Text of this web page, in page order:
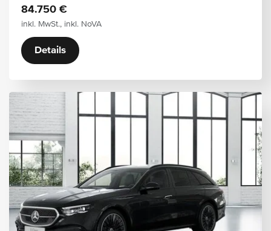
84.750 €
inkl. MwSt., inkl. NoVA
Details